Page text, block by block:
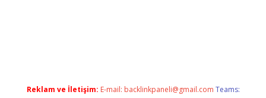
Reklam ve İletişim: E-mail: backlinkpaneli@gmail.com Teams: